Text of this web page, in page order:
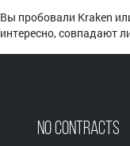
Вы пробовали Kraken
интересно, совпадают
No Contracts